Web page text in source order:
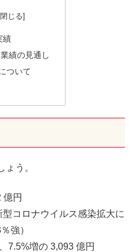
績
績の見通し
ついて
う。
億円
型コロナウイルス感染拡⼤に
強）
7.5%増の 3,093 億円